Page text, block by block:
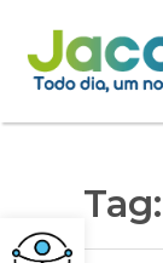
Pular
para
o
Tag: